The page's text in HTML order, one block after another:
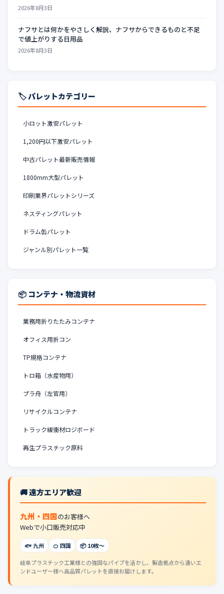
2026年8月3日
ナフサとは何かをやさしく解説、ナフサからできるものと不足
で値上がりする日用品
2026年8月3日
🏷️ パレットカテゴリー
小ロット激安パレット
1,200円以下激安パレット
中古パレット最新販売情報
1800mm大型パレット
印刷業界パレットシリーズ
ネスティングパレット
ドラム缶パレット
ジャンル別パレット一覧
📦 コンテナ・物流資材
業務用折りたたみコンテナ
オフィス用折コン
TP規格コンテナ
トロ箱（水産物用）
プラ舟（左官用）
リサイクルコンテナ
トラック緩衝材ロジボード
再生プラスチック原料
🚚 遠方エリア歓迎
九州・四国のお客様へ
Webで小口販売対応中
🐟 九州 🍊 四国 📦 10枚〜
岐阜プラスチック工業様との強固なパイプを活かし、製造拠点から遠いエ
ンドユーザー様へ高品質パレットを直接お届けします。